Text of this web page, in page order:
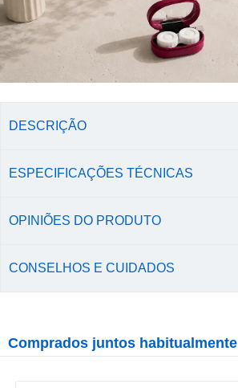
DESCRIÇÃO
ESPECIFICAÇÕES TÉCNICAS
OPINIÕES DO PRODUTO
CONSELHOS E CUIDADOS
Comprados juntos habitualmente